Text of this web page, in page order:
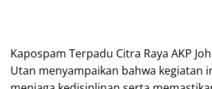
Kapospam Terpadu Citra Raya AKP
Utan menyampaikan bahwa kegiatan